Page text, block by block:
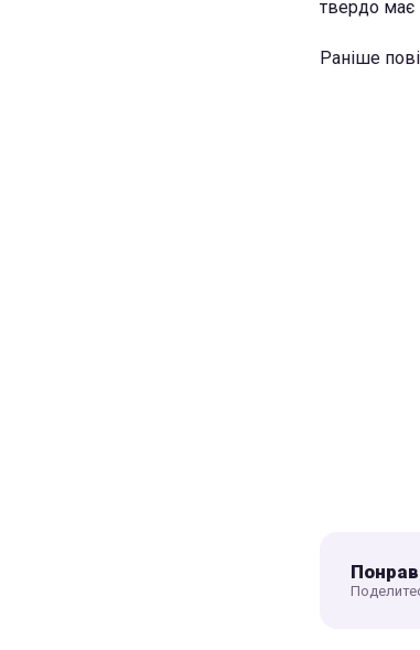
твердо має
Раніше